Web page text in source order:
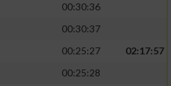
00:30:36
00:30:37
00:25:27
02:17:57
00:25:28